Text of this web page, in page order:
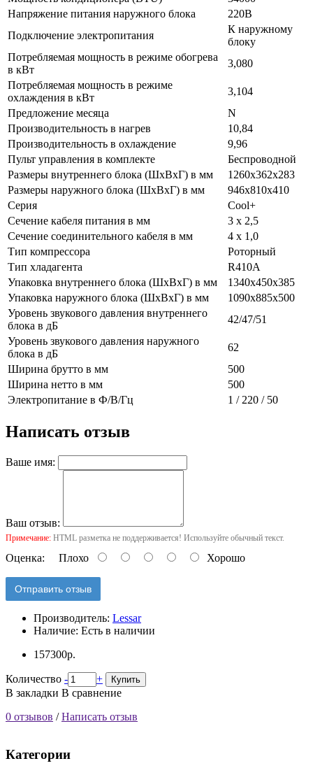
Напряжение питания наружного блока
220В
Подключение электропитания
К наружному
блоку
Потребляемая мощность в режиме обогрева
в кВт
3,080
Потребляемая мощность в режиме
охлаждения в кВт
3,104
Предложение месяца
N
Производительность в нагрев
10,84
Производительность в охлаждение
9,96
Пульт управления в комплекте
Беспроводной
Размеры внутреннего блока (ШхВхГ) в мм
1260х362х283
Размеры наружного блока (ШхВхГ) в мм
946х810х410
Серия
Cool+
Сечение кабеля питания в мм
3 х 2,5
Сечение соединительного кабеля в мм
4 х 1,0
Тип компрессора
Роторный
Тип хладагента
R410A
Упаковка внутреннего блока (ШхВхГ) в мм
1340х450х385
Упаковка наружного блока (ШхВхГ) в мм
1090х885х500
Уровень звукового давления внутреннего
блока в дБ
42/47/51
Уровень звукового давления наружного
блока в дБ
62
Ширина брутто в мм
500
Ширина нетто в мм
500
Электропитание в Ф/В/Гц
1 / 220 / 50
Написать отзыв
Ваше имя:
Ваш отзыв:
Примечание: HTML разметка не поддерживается! Используйте обычный текст.
Оценка: Плохо Хорошо
Отправить отзыв
Производитель: Lessar
Наличие: Есть в наличии
157300р.
Количество - + Купить
В закладки В сравнение
0 отзывов /Написать отзыв
Категории